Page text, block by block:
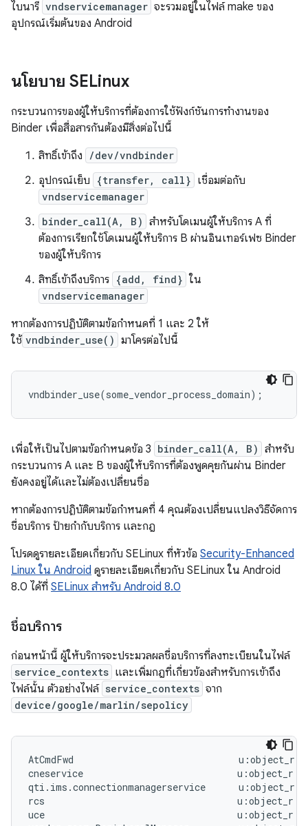
ไบนารี vndservicemanager จะรวมอยู่ในไฟล์ make ของ
อุปกรณ์เริ่มต้นของ Android
นโยบาย SELinux
กระบวนการของผู้ให้บริการที่ต้องการใช้ฟังก์ชันการทำงานของ
Binder เพื่อสื่อสารกันต้องมีสิ่งต่อไปนี้
สิทธิ์เข้าถึง
/dev/vndbinder
อุปกรณ์เย็บ {transfer, call} เชื่อมต่อกับ
vndservicemanager
binder_call(A, B) สำหรับโดเมนผู้ให้บริการ A ที่
ต้องการเรียกใช้โดเมนผู้ให้บริการ B ผ่านอินเทอร์เฟซ Binder
ของผู้ให้บริการ
สิทธิ์เข้าถึงบริการ {add, find} ใน
vndservicemanager
หากต้องการปฏิบัติตามข้อกำหนดที่ 1 และ 2 ให้
ใช้ vndbinder_use() มาโครต่อไปนี้
vndbinder_use(some_vendor_process_domain);
เพื่อให้เป็นไปตามข้อกําหนดข้อ 3 binder_call(A, B) สําหรับ
กระบวนการ A และ B ของผู้ให้บริการที่ต้องพูดคุยกันผ่าน Binder
ยังคงอยู่ได้และไม่ต้องเปลี่ยนชื่อ
หากต้องการปฏิบัติตามข้อกำหนดที่ 4 คุณต้องเปลี่ยนแปลงวิธีจัดการ
ชื่อบริการ ป้ายกำกับบริการ และกฎ
โปรดดูรายละเอียดเกี่ยวกับ SELinux ที่หัวข้อ Security-Enhanced
Linux ใน Android ดูรายละเอียดเกี่ยวกับ SELinux ใน Android
8.0 ได้ที่ SELinux สำหรับ Android 8.0
ชื่อบริการ
ก่อนหน้านี้ ผู้ให้บริการจะประมวลผลชื่อบริการที่ลงทะเบียนในไฟล์
service_contexts และเพิ่มกฎที่เกี่ยวข้องสำหรับการเข้าถึง
ไฟล์นั้น ตัวอย่างไฟล์ service_contexts จาก
device/google/marlin/sepolicy
AtCmdFwd
cneservice
qti.ims.connectionmanagerservice
rcs
uce